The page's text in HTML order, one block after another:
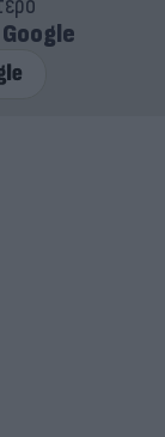
Google